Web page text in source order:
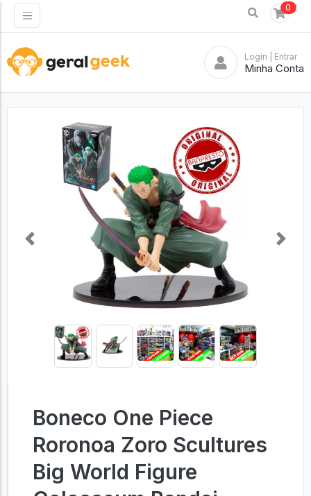
0
Login | Entrar
Minha Conta
Previous Next
Boneco One Piece
Roronoa Zoro Scultures
Big World Figure